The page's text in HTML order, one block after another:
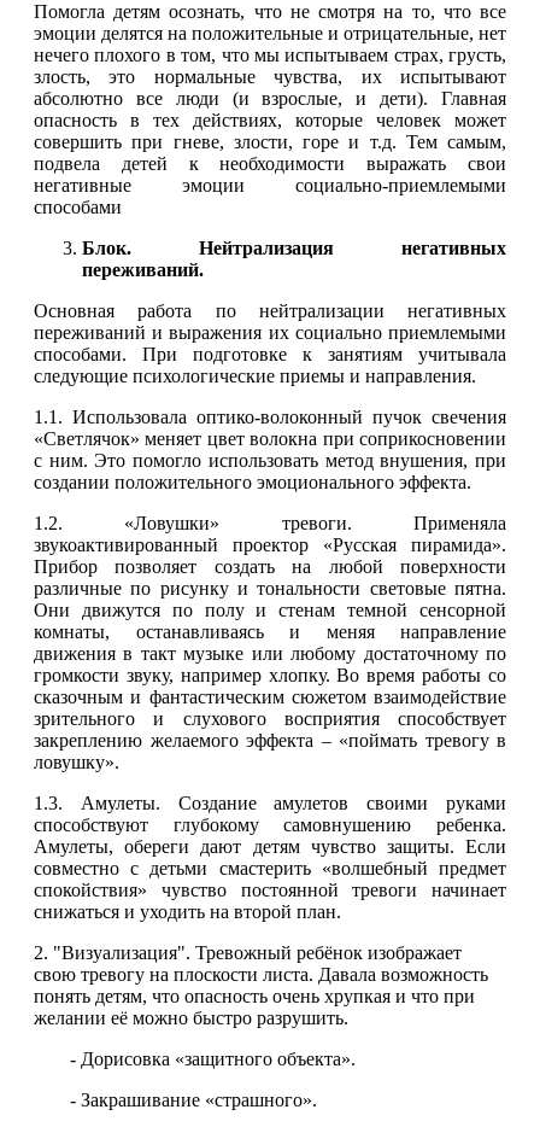
Помогла детям осознать, что не смотря на то, что все
эмоции делятся на положительные и отрицательные, нет
нечего плохого в том, что мы испытываем страх, грусть,
злость, это нормальные чувства, их испытывают
абсолютно все люди (и взрослые, и дети). Главная
опасность в тех действиях, которые человек может
совершить при гневе, злости, горе и т.д. Тем самым,
подвела детей к необходимости выражать свои
негативные эмоции социально-приемлемыми
способами
Блок. Нейтрализация негативных
переживаний.
Основная работа по нейтрализации негативных
переживаний и выражения их социально приемлемыми
способами. При подготовке к занятиям учитывала
следующие психологические приемы и направления.
1.1. Использовала оптико-волоконный пучок свечения
«Светлячок» меняет цвет волокна при соприкосновении
с ним. Это помогло использовать метод внушения, при
создании положительного эмоционального эффекта.
1.2. «Ловушки» тревоги. Применяла
звукоактивированный проектор «Русская пирамида».
Прибор позволяет создать на любой поверхности
различные по рисунку и тональности световые пятна.
Они движутся по полу и стенам темной сенсорной
комнаты, останавливаясь и меняя направление
движения в такт музыке или любому достаточному по
громкости звуку, например хлопку. Во время работы со
сказочным и фантастическим сюжетом взаимодействие
зрительного и слухового восприятия способствует
закреплению желаемого эффекта – «поймать тревогу в
ловушку».
1.3. Амулеты. Создание амулетов своими руками
способствуют глубокому самовнушению ребенка.
Амулеты, обереги дают детям чувство защиты. Если
совместно с детьми смастерить «волшебный предмет
спокойствия» чувство постоянной тревоги начинает
снижаться и уходить на второй план.
2. "Визуализация". Тревожный ребёнок изображает
свою тревогу на плоскости листа. Давала возможность
понять детям, что опасность очень хрупкая и что при
желании её можно быстро разрушить.
- Дорисовка «защитного объекта».
- Закрашивание «страшного».